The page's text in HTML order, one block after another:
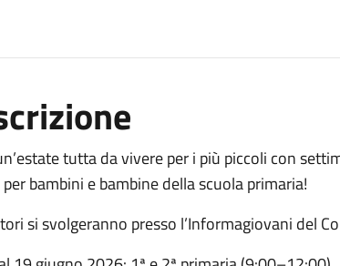
tutta da vivere per i più piccoli con
bambini e bambine della scuola primaria!
si svolgeranno presso l’Informagiovani del